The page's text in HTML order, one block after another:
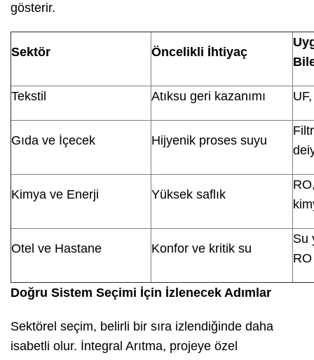
gösterir.
Sektör Öncelikli İhtiyaç
Tekstil Atıksu geri kazanımı
Gıda ve İçecek Hijyenik proses suyu
Kimya ve Enerji Yüksek saflık
Otel ve Hastane Konfor ve kritik su
Su
RO
Doğru Sistem Seçimi İçin İzlenecek Adımlar
Sektörel seçim, belirli bir sıra izlendiğinde daha
isabetli olur. İntegral Arıtma, projeye özel